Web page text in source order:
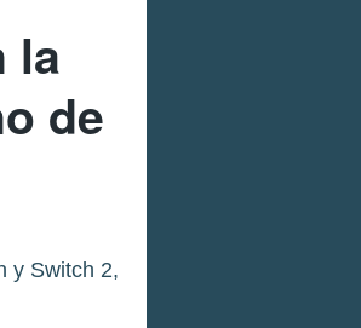
la
de
y Switch 2,